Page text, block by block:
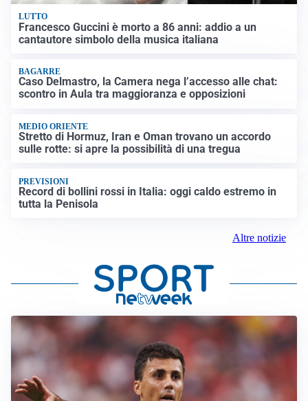
LUTTO
Francesco Guccini è morto a 86 anni: addio a un
cantautore simbolo della musica italiana
BAGARRE
Caso Delmastro, la Camera nega l’accesso alle chat:
scontro in Aula tra maggioranza e opposizioni
MEDIO ORIENTE
Stretto di Hormuz, Iran e Oman trovano un accordo
sulle rotte: si apre la possibilità di una tregua
PREVISIONI
Record di bollini rossi in Italia: oggi caldo estremo in
tutta la Penisola
Altre notizie